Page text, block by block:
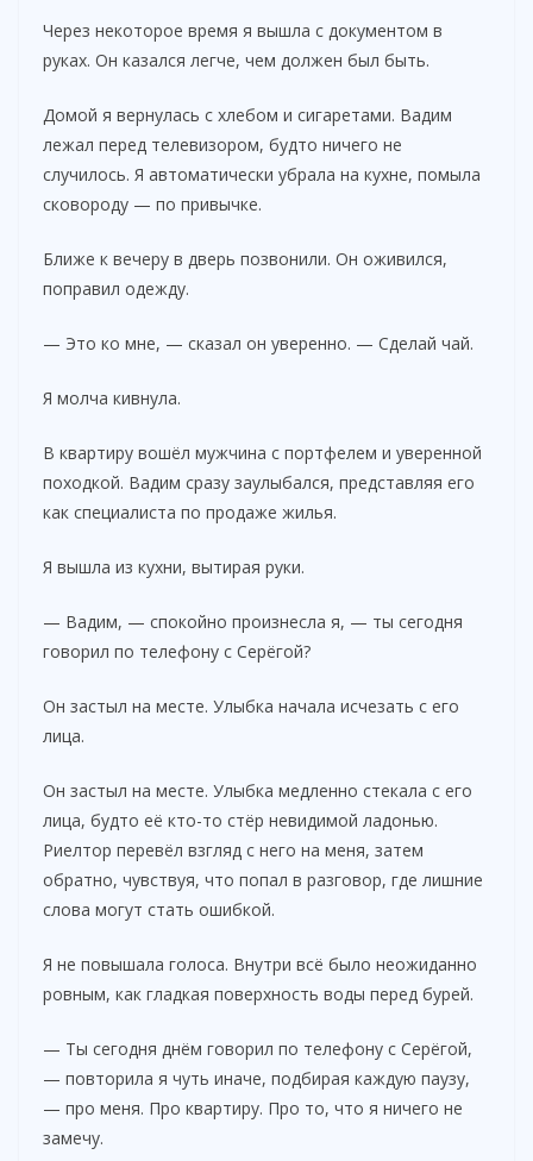
Через некоторое время я вышла с документом в
руках. Он казался легче, чем должен был быть.
Домой я вернулась с хлебом и сигаретами. Вадим
лежал перед телевизором, будто ничего не
случилось. Я автоматически убрала на кухне, помыла
сковороду — по привычке.
Ближе к вечеру в дверь позвонили. Он оживился,
поправил одежду.
— Это ко мне, — сказал он уверенно. — Сделай чай.
Я молча кивнула.
В квартиру вошёл мужчина с портфелем и уверенной
походкой. Вадим сразу заулыбался, представляя его
как специалиста по продаже жилья.
Я вышла из кухни, вытирая руки.
— Вадим, — спокойно произнесла я, — ты сегодня
говорил по телефону с Серёгой?
Он застыл на месте. Улыбка начала исчезать с его
лица.
Он застыл на месте. Улыбка медленно стекала с его
лица, будто её кто-то стёр невидимой ладонью.
Риелтор перевёл взгляд с него на меня, затем
обратно, чувствуя, что попал в разговор, где лишние
слова могут стать ошибкой.
Я не повышала голоса. Внутри всё было неожиданно
ровным, как гладкая поверхность воды перед бурей.
— Ты сегодня днём говорил по телефону с Серёгой,
— повторила я чуть иначе, подбирая каждую паузу,
— про меня. Про квартиру. Про то, что я ничего не
замечу.